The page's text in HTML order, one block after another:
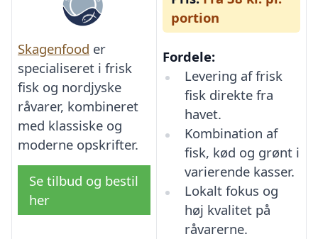
Skagenfood er
specialiseret i frisk
fisk og nordjyske
råvarer, kombineret
med klassiske og
moderne opskrifter.
Se tilbud og bestil
her
portion
Fordele:
Levering af frisk
fisk direkte fra
havet.
Kombination af
fisk, kød og grønt i
varierende kasser.
Lokalt fokus og
høj kvalitet på
råvarerne.